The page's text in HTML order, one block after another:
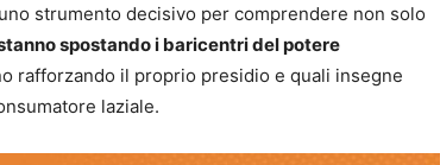
strumento decisivo per comprendere non solo
spostando i baricentri del potere
rafforzando il proprio presidio e quali insegne
laziale.